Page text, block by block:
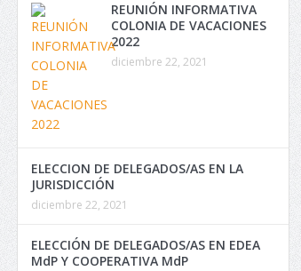
REUNIÓN INFORMATIVA
COLONIA DE VACACIONES
2022
diciembre 22, 2021
ELECCION DE DELEGADOS/AS EN LA
JURISDICCIÓN
diciembre 22, 2021
ELECCIÓN DE DELEGADOS/AS EN EDEA
MdP Y COOPERATIVA MdP